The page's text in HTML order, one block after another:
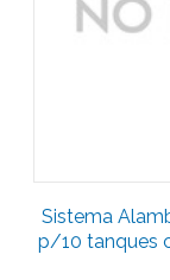
Sistema
p/10 tanques